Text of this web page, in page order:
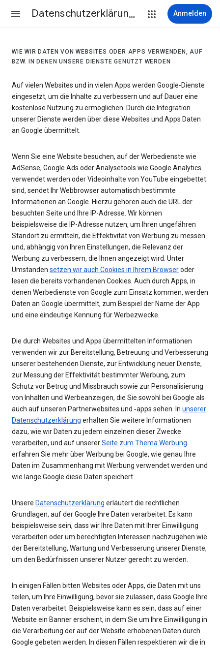
Datenschutzerklärung & Nutzungsbedingungen Anmelden
WIE WIR DATEN VON WEBSITES ODER APPS VERWENDEN, AUF
BZW. IN DENEN UNSERE DIENSTE GENUTZT WERDEN
Auf vielen Websites und in vielen Apps werden Google-Dienste
eingesetzt, um die Inhalte zu verbessern und auf Dauer eine
kostenlose Nutzung zu ermöglichen. Durch die Integration
unserer Dienste werden über diese Websites und Apps Daten
an Google übermittelt.
Wenn Sie eine Website besuchen, auf der Werbedienste wie
AdSense, Google Ads oder Analysetools wie Google Analytics
verwendet werden oder Videoinhalte von YouTube eingebettet
sind, sendet Ihr Webbrowser automatisch bestimmte
Informationen an Google. Hierzu gehören auch die URL der
besuchten Seite und Ihre IP-Adresse. Wir können
beispielsweise die IP-Adresse nutzen, um Ihren ungefähren
Standort zu ermitteln, die Effektivität von Werbung zu messen
und, abhängig von Ihren Einstellungen, die Relevanz der
Werbung zu verbessern, die Ihnen angezeigt wird. Unter
Umständen setzen wir auch Cookies in Ihrem Browseroder
lesen die bereits vorhandenen Cookies. Auch durch Apps, in
denen Werbedienste von Google zum Einsatz kommen, werden
Daten an Google übermittelt, zum Beispiel der Name der App
und eine eindeutige Kennung für Werbezwecke.
Die durch Websites und Apps übermittelten Informationen
verwenden wir zur Bereitstellung, Betreuung und Verbesserung
unserer bestehenden Dienste, zur Entwicklung neuer Dienste,
zur Messung der Effektivität bestimmter Werbung, zum
Schutz vor Betrug und Missbrauch sowie zur Personalisierung
von Inhalten und Werbeanzeigen, die Sie sowohl bei Google als
auch auf unseren Partnerwebsites und ‑apps sehen. In unserer
Datenschutzerklärung erhalten Sie weitere Informationen
dazu, wie wir Daten zu jedem einzelnen dieser Zwecke
verarbeiten, und auf unsererSeite zum Thema Werbung
erfahren Sie mehr über Werbung bei Google, wie genau Ihre
Daten im Zusammenhang mit Werbung verwendet werden und
wie lange Google diese Daten speichert.
Unsere Datenschutzerklärung erläutert die rechtlichen
Grundlagen, auf der Google Ihre Daten verarbeitet. Es kann
beispielsweise sein, dass wir Ihre Daten mit Ihrer Einwilligung
verarbeiten oder um berechtigten Interessen nachzugehen wie
der Bereitstellung, Wartung und Verbesserung unserer Dienste,
um den Bedürfnissen unserer Nutzer gerecht zu werden.
In einigen Fällen bitten Websites oder Apps, die Daten mit uns
teilen, um Ihre Einwilligung, bevor sie zulassen, dass Google Ihre
Daten verarbeitet. Beispielsweise kann es sein, dass auf einer
Website ein Banner erscheint, in dem Sie um Ihre Einwilligung in
die Verarbeitung der auf der Website erhobenen Daten durch
Google gebeten werden. In diesen Fällen respektieren wir die in